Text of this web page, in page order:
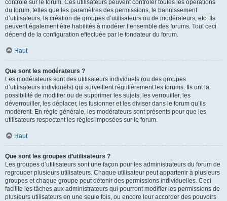
contrôle sur le forum. Ces utilisateurs peuvent contrôler toutes les opérations
du forum, telles que les paramètres des permissions, le bannissement
d’utilisateurs, la création de groupes d’utilisateurs ou de modérateurs, etc. Ils
peuvent également être habilités à modérer l’ensemble des forums. Tout ceci
dépend de la configuration effectuée par le fondateur du forum.
Haut
Que sont les modérateurs ?
Les modérateurs sont des utilisateurs individuels (ou des groupes
d’utilisateurs individuels) qui surveillent régulièrement les forums. Ils ont la
possibilité de modifier ou de supprimer les sujets, les verrouiller, les
déverrouiller, les déplacer, les fusionner et les diviser dans le forum qu’ils
modèrent. En règle générale, les modérateurs sont présents pour que les
utilisateurs respectent les règles imposées sur le forum.
Haut
Que sont les groupes d’utilisateurs ?
Les groupes d’utilisateurs sont une façon pour les administrateurs du forum de
regrouper plusieurs utilisateurs. Chaque utilisateur peut appartenir à plusieurs
groupes et chaque groupe peut détenir des permissions individuelles. Ceci
facilite les tâches aux administrateurs qui pourront modifier les permissions de
plusieurs utilisateurs en une seule fois, ou encore leur accorder des pouvoirs